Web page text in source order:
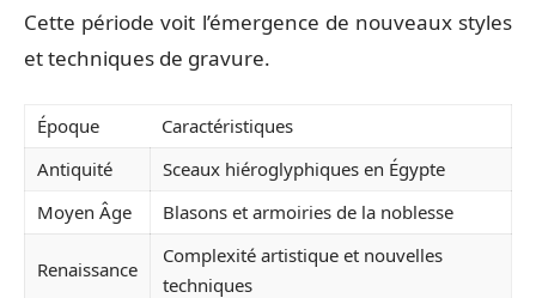
Cette période voit l’émergence de nouveaux styles
et techniques de gravure.
Époque
Caractéristiques
Antiquité
Sceaux hiéroglyphiques en Égypte
Moyen Âge
Blasons et armoiries de la noblesse
Renaissance
Complexité artistique et nouvelles
techniques